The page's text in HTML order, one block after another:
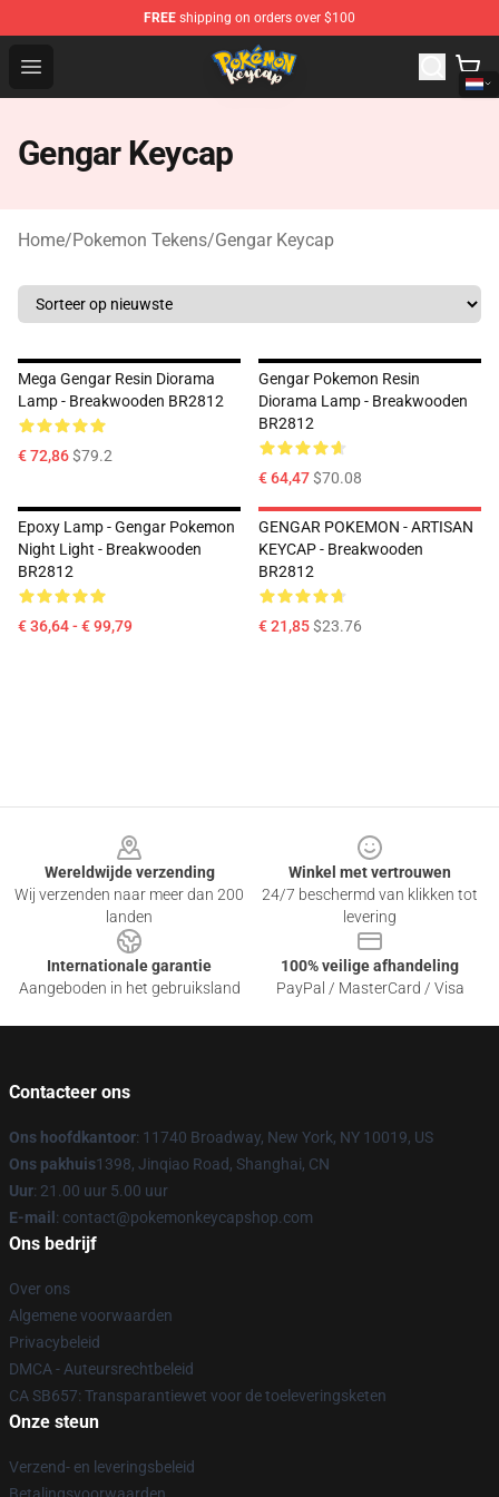
FREE shipping on orders over $100
Open menu
Pokemon Keycap Shop - The Best Store of Pokemon
Gengar Keycap
Home/Pokemon Tekens/Gengar Keycap
Mega Gengar Resin Diorama
Lamp - Breakwooden BR2812
€ 72,86$79.2
Gengar Pokemon Resin
Diorama Lamp - Breakwooden
BR2812
€ 64,47$70.08
Epoxy Lamp - Gengar Pokemon
Night Light - Breakwooden
BR2812
€ 36,64 - € 99,79
GENGAR POKEMON - ARTISAN
KEYCAP - Breakwooden
BR2812
€ 21,85$23.76
Wereldwijde verzending
Wij verzenden naar meer dan 200
landen
Winkel met vertrouwen
24/7 beschermd van klikken tot
levering
Internationale garantie
Aangeboden in het gebruiksland
100% veilige afhandeling
PayPal / MasterCard / Visa
Contacteer ons
Ons hoofdkantoor: 11740 Broadway, New York, NY 10019, US
Ons pakhuis1398, Jinqiao Road, Shanghai, CN
Uur: 21.00 uur 5.00 uur
E-mail : contact@pokemonkeycapshop.com
Ons bedrijf
Over ons
Algemene voorwaarden
Privacybeleid
DMCA - Auteursrechtbeleid
CA SB657: Transparantiewet voor de toeleveringsketen
Onze steun
Verzend- en leveringsbeleid